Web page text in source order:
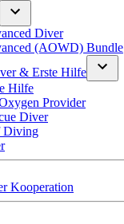
Diver
(AOWD) Bundle
& Erste Hilfe
Hilfe
Provider
Diver
Diving
Kooperation